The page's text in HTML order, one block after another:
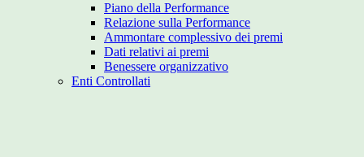
Piano della Performance
Relazione sulla Performance
Ammontare complessivo dei premi
Dati relativi ai premi
Benessere organizzativo
Enti Controllati